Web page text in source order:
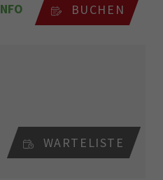
BUCHEN
WARTELISTE